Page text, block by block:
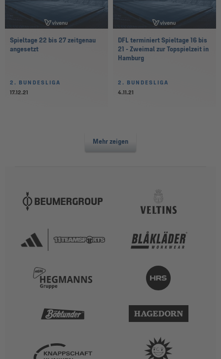
Spieltage 22 bis 27 zeitgenau
angesetzt
2. BUNDESLIGA
17.12.21
DFL terminiert Spieltage 16 bis
21 - Zweimal zur Topspielzeit in
Hamburg
2. BUNDESLIGA
4.11.21
Mehr zeigen